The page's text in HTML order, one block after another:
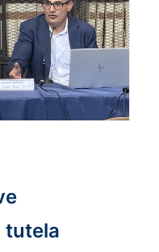
tutela